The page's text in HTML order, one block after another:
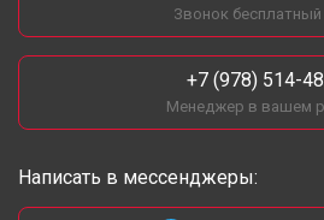
Звонок
+7 (978) 514-
Менеджер в вашем
Написать в мессенджеры: